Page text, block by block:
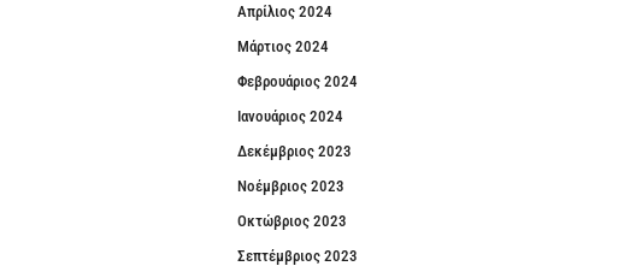
Απρίλιος 2024
Μάρτιος 2024
Φεβρουάριος 2024
Ιανουάριος 2024
Δεκέμβριος 2023
Νοέμβριος 2023
Οκτώβριος 2023
Σεπτέμβριος 2023